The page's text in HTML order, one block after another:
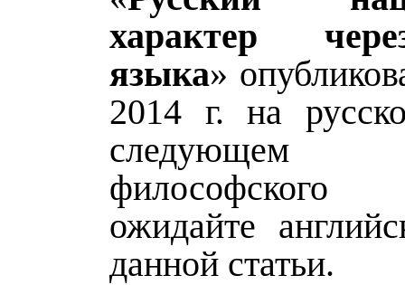
характер
языка»
2014 г. на
следующем
ожидайте
данной статьи.